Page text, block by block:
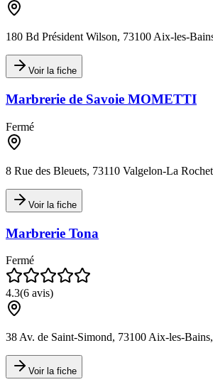
180 Bd Président Wilson, 73100 Aix-les-
Voir la fiche
Marbrerie de Savoie MOMETTI
Fermé
8 Rue des Bleuets, 73110 Valgelon-La
Voir la fiche
Marbrerie Tona
Fermé
4.3(6 avis)
38 Av. de Saint-Simond, 73100 Aix-les-
Voir la fiche